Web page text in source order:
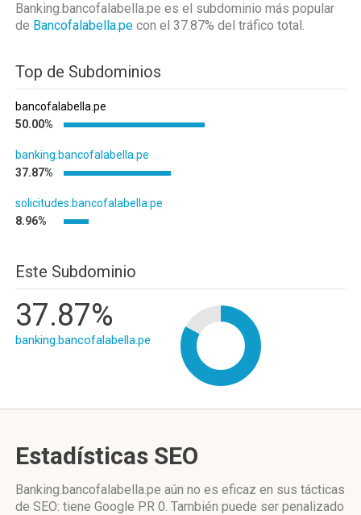
Banking.bancofalabella.pe es el subdominio más popular
de Bancofalabella.pe con el 37.87% del tráfico total.
Top de Subdominios
bancofalabella.pe
50.00%
banking.bancofalabella.pe
37.87%
solicitudes.bancofalabella.pe
8.96%
Este Subdominio
37.87%
banking.bancofalabella.pe
Estadísticas SEO
Banking.bancofalabella.pe aún no es eficaz en sus tácticas
de SEO: tiene Google PR 0. También puede ser penalizado